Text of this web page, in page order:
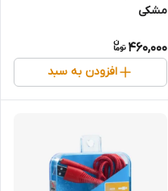
مشکی
460,000
افزودن به سبد